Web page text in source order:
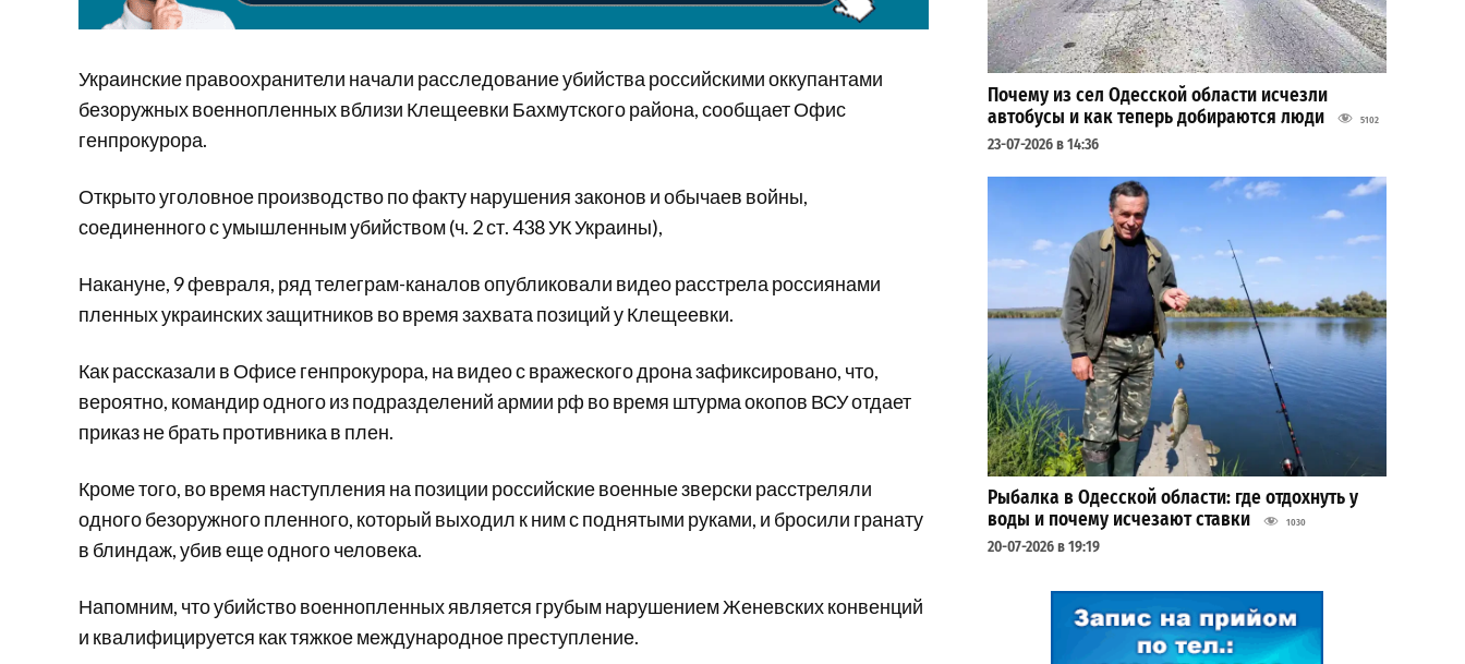
Украинские правоохранители начали расследование убийства российскими оккупантами
безоружных военнопленных вблизи Клещеевки Бахмутского района, сообщает Офис
генпрокурора.
Открыто уголовное производство по факту нарушения законов и обычаев войны,
соединенного с умышленным убийством (ч. 2 ст. 438 УК Украины),
Накануне, 9 февраля, ряд телеграм-каналов опубликовали видео расстрела россиянами
пленных украинских защитников во время захвата позиций у Клещеевки.
Как рассказали в Офисе генпрокурора, на видео с вражеского дрона зафиксировано, что,
вероятно, командир одного из подразделений армии рф во время штурма окопов ВСУ отдает
приказ не брать противника в плен.
Кроме того, во время наступления на позиции российские военные зверски расстреляли
одного безоружного пленного, который выходил к ним с поднятыми руками, и бросили гранату
в блиндаж, убив еще одного человека.
Напомним, что убийство военнопленных является грубым нарушением Женевских конвенций
и квалифицируется как тяжкое международное преступление.
Почему из сел Одесской области исчезли
автобусы и как теперь добираются люди
5102
23-07-2026 в 14:36
Рыбалка в Одесской области: где отдохнуть у
воды и почему исчезают ставки
1030
20-07-2026 в 19:19